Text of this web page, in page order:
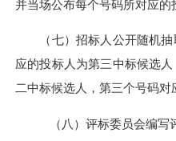
并当场公布每个号码所对应的
（七）招标人公开随机抽
应的投标人为第三中标候选
二中标候选人，第三个号码对
（八）评标委员会编写